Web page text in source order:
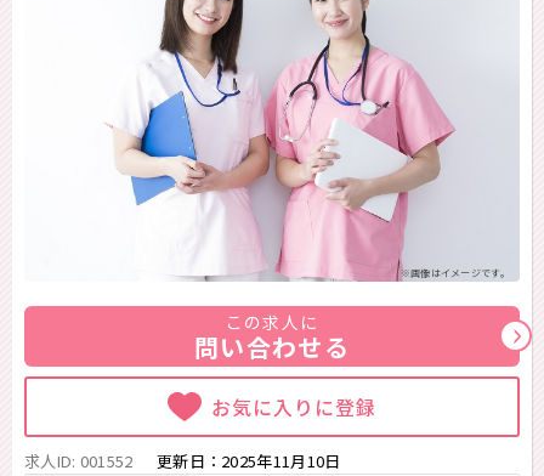
※画像はイメージです。
この求人に
問い合わせる
お気に入りに登録
求人ID: 001552 更新日： 2025年11月10日